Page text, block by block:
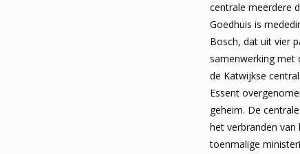
centrale meerdere
Goedhuis is
Bosch, dat uit vier
samenwerking met
de Katwijkse
Essent
geheim. De
het verbranden
toenmalige